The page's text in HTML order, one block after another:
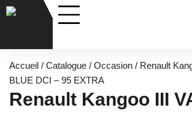
Accueil / Catalogue / Occasion / Renault
BLUE DCI – 95 EXTRA
Renault Kangoo III